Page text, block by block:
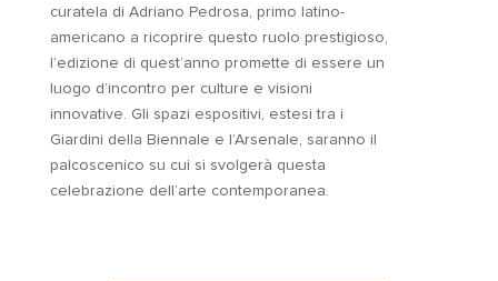
curatela di Adriano Pedrosa, primo latino-
americano a ricoprire questo ruolo prestigioso,
l’edizione di quest’anno promette di essere un
luogo d’incontro per culture e visioni
innovative. Gli spazi espositivi, estesi tra i
Giardini della Biennale e l’Arsenale, saranno il
palcoscenico su cui si svolgerà questa
celebrazione dell’arte contemporanea.